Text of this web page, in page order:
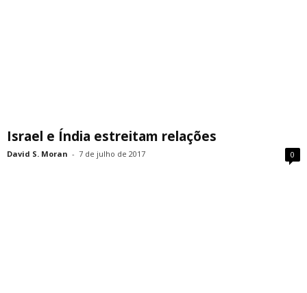
Israel e Índia estreitam relações
David S. Moran - 7 de julho de 2017 0